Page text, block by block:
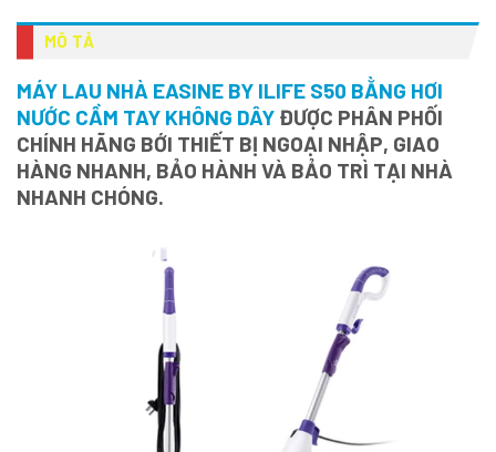
MÔ TẢ
MÁY LAU NHÀ EASINE BY ILIFE S50 BẰNG HƠI
NƯỚC CẦM TAY KHÔNG DÂY ĐƯỢC PHÂN PHỐI
CHÍNH HÃNG BỚI THIẾT BỊ NGOẠI NHẬP, GIAO
HÀNG NHANH, BẢO HÀNH VÀ BẢO TRÌ TẠI NHÀ
NHANH CHÓNG.